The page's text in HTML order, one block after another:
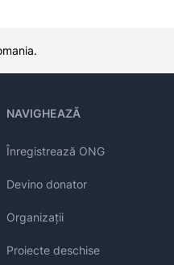
NAVIGHEAZĂ
Înregistrează ONG
Devino donator
Organizații
Proiecte deschise